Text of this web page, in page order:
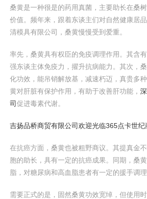
桑黄是一种很是的药用真菌，主要助长在桑
价值。频年来，跟着东谈主们对自然健康居
清模具有限公司，桑黄慢慢受到爱重。
率先，桑黄具有权臣的免疫调理作用。其含
强东谈主体免疫力，擢升抗病能力。其次，
化功效，能吊销解放基，减速朽迈，真贵多
黄对肝脏有保护作用，有助于改善肝功能，
司促进毒素代谢。
吉扬品桥商贸有限公司欢迎光临365点卡世纪
在抗癌方面，桑黄也被粗野商议。其提真金
胞的助长，具有一定的抗癌成果。同期，桑
脂，对糖尿病和高血脂患者有一定的援手调理
需要正式的是，固然桑黄功效宽绰，但使用